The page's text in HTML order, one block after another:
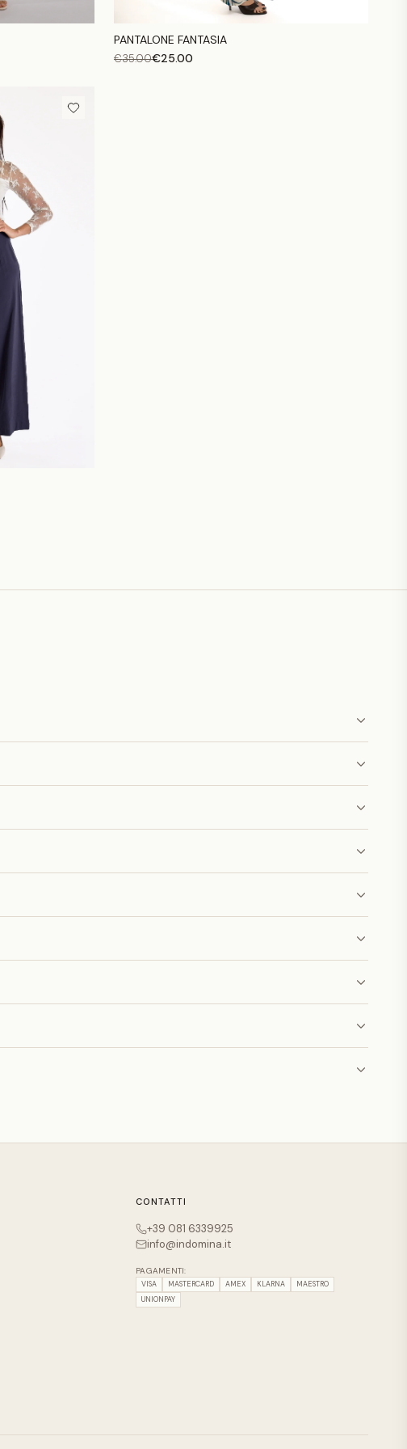
PANTALONE FANTASIA
€35.00€25.00
CONTATTI
+39 081 6339925
info@indomina.it
PAGAMENTI:
VISA MASTERCARD AMEX KLARNA
MAESTRO
UNIONPAY